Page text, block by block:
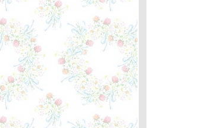
... ตะพาบหลักกิโลเมตรที่ 350
What I Did For Love - Josh
Groban ... ความหมา
Oh, Pretty Woman - Roy
Orbison ... ความหมา
I Will Whisper Your Name -
Michael Johnson ... ตะพาบ
หลักกิโลเมตรที่ 349
Maggie May - Rod Stewart
... ความหมา
In Dreams - Roy Orbison ...